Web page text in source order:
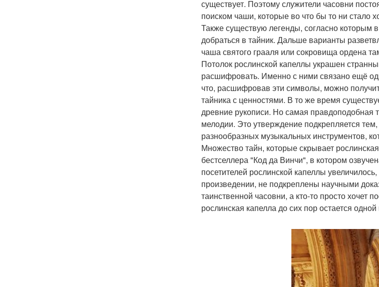
существует. Поэтому служители часовни
поиском чаши, которые во что бы то ни стало
Также существую легенды, согласно которым
добраться в тайник. Дальше варианты
чаша святого грааля или сокровища ордена
Потолок рослинской капеллы украшен
расшифровать. Именно с ними связано ещё
что, расшифровав эти символы, можно
тайника с ценностями. В то же время
древние рукописи. Но самая правдоподобная
мелодии. Это утверждение подкрепляется
разнообразных музыкальных инструментов,
Множество тайн, которые скрывает
бестселлера "Код да Винчи", в котором
посетителей рослинской капеллы
произведении, не подкреплены научными
таинственной часовни, а кто-то просто хочет
рослинская капелла до сих пор остается